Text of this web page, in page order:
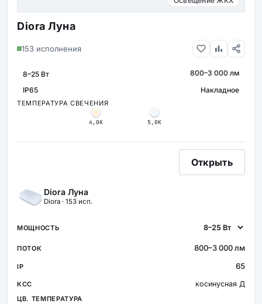
Diora Луна
153 исполнения
МОЩНОСТЬ СВЕТОВОЙ ПОТОК
800–3 000 лм
ЗАЩИТА
IP65 Накладное
ТЕМПЕРАТУРА СВЕЧЕНИЯ
4,0К 5,0К
Открыть
Diora Луна
Diora · 153 исп.
800–3 000 лм
65
косинусная Д